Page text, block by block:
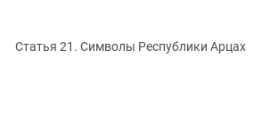
Статья 21. Символы Республики Арцах